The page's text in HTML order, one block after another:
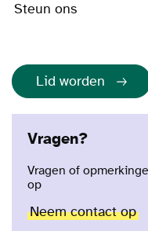
Steun ons
Lid worden
Vragen?
Vragen of
op
Neem contact op